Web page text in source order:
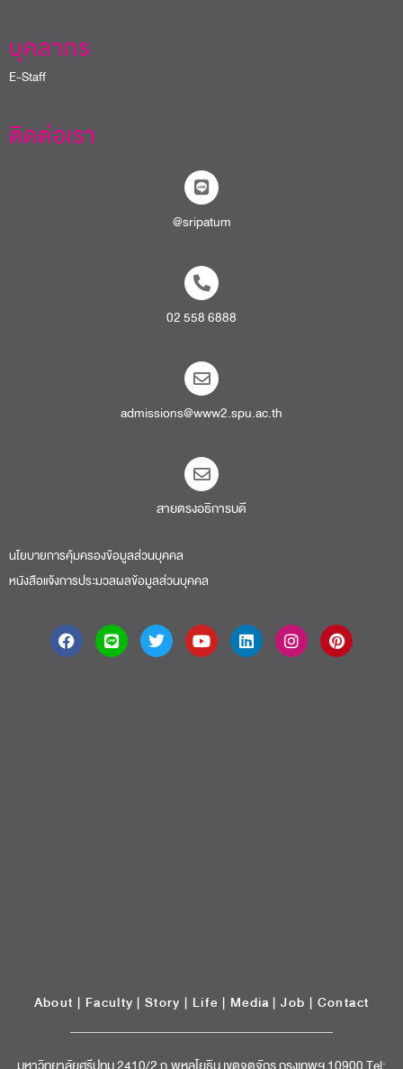
บุคลากร
E-Staff
ติดต่อเรา
@sripatum
02 558 6888
admissions@www2.spu.ac.th
สายตรงอธิการบดี​
นโยบายการคุ้มครองข้อมูลส่วนบุคคล
หนังสือแจ้งการประมวลผลข้อมูลส่วนบุคคล